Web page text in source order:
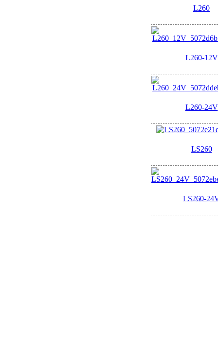
L260
L260-12V
L260-24V
LS260
LS260-